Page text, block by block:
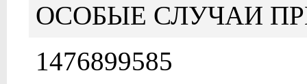
ОСОБЫЕ СЛУЧАИ
1476899585